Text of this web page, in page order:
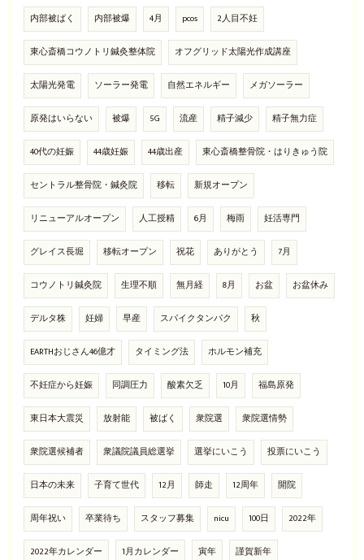
内部被ばく 内部被爆 4月 pcos 2人目不妊
東心斎橋コウノトリ鍼灸整体院 オフグリッド太陽光作成講座
太陽光発電 ソーラー発電 自然エネルギー メガソーラー
原発はいらない 被爆 5G 流産 精子減少 精子無力症
40代の妊娠 44歳妊娠 44歳出産 東心斎橋整骨院・はりきゅう院
セントラル整骨院・鍼灸院 移転 新規オープン
リニューアルオープン 人工授精 6月 梅雨 妊活専門
グレイス長堀 移転オープン 祝花 ありがとう 7月
コウノトリ鍼灸院 生理不順 無月経 8月 お盆 お盆休み
デルタ株 妊婦 早産 スパイクタンパク 秋
EARTHおじさん46億才 タイミング法 ホルモン補充
不妊症から妊娠 同調圧力 酸素欠乏 10月 福島原発
東日本大震災 放射能 被ばく 衆院選 衆院選情勢
衆院選候補者 衆議院議員総選挙 選挙にいこう 投票にいこう
日本の未来 子育て世代 12月 師走 12周年 開院
周年祝い 卒業待ち スタッフ募集 nicu 100日 2022年
2022年カレンダー 1月カレンダー 寅年 謹賀新年